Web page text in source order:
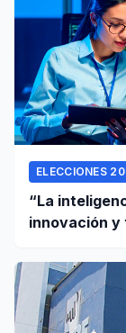
ELECCIONES
“La
innovación y